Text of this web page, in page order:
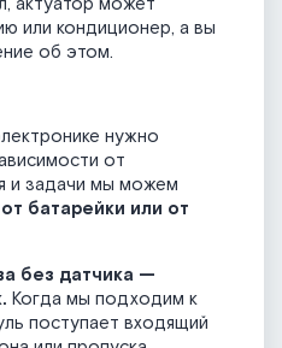
или кондиционер, а вы
об этом.
нужно
от
и задачи мы можем
от батарейки или от
без датчика —
Когда мы подходим к
поступает входящий